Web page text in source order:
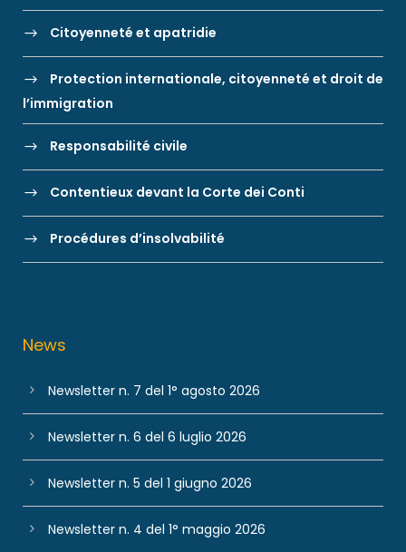
Citoyenneté et apatridie
Protection internationale, citoyenneté et droit de
l’immigration
Responsabilité civile
Contentieux devant la Corte dei Conti
Procédures d’insolvabilité
News
Newsletter n. 7 del 1° agosto 2026
Newsletter n. 6 del 6 luglio 2026
Newsletter n. 5 del 1 giugno 2026
Newsletter n. 4 del 1° maggio 2026